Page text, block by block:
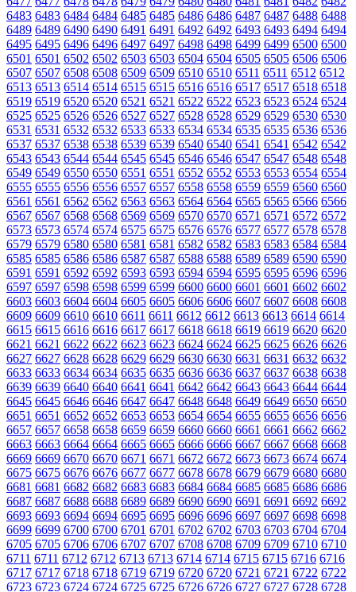
6483 6483 6484 6484 6485 6485 6486 6486 6487 6487 6488 6488
6489 6489 6490 6490 6491 6491 6492 6492 6493 6493 6494 6494
6495 6495 6496 6496 6497 6497 6498 6498 6499 6499 6500 6500
6501 6501 6502 6502 6503 6503 6504 6504 6505 6505 6506 6506
6507 6507 6508 6508 6509 6509 6510 6510 6511 6511 6512 6512
6513 6513 6514 6514 6515 6515 6516 6516 6517 6517 6518 6518
6519 6519 6520 6520 6521 6521 6522 6522 6523 6523 6524 6524
6525 6525 6526 6526 6527 6527 6528 6528 6529 6529 6530 6530
6531 6531 6532 6532 6533 6533 6534 6534 6535 6535 6536 6536
6537 6537 6538 6538 6539 6539 6540 6540 6541 6541 6542 6542
6543 6543 6544 6544 6545 6545 6546 6546 6547 6547 6548 6548
6549 6549 6550 6550 6551 6551 6552 6552 6553 6553 6554 6554
6555 6555 6556 6556 6557 6557 6558 6558 6559 6559 6560 6560
6561 6561 6562 6562 6563 6563 6564 6564 6565 6565 6566 6566
6567 6567 6568 6568 6569 6569 6570 6570 6571 6571 6572 6572
6573 6573 6574 6574 6575 6575 6576 6576 6577 6577 6578 6578
6579 6579 6580 6580 6581 6581 6582 6582 6583 6583 6584 6584
6585 6585 6586 6586 6587 6587 6588 6588 6589 6589 6590 6590
6591 6591 6592 6592 6593 6593 6594 6594 6595 6595 6596 6596
6597 6597 6598 6598 6599 6599 6600 6600 6601 6601 6602 6602
6603 6603 6604 6604 6605 6605 6606 6606 6607 6607 6608 6608
6609 6609 6610 6610 6611 6611 6612 6612 6613 6613 6614 6614
6615 6615 6616 6616 6617 6617 6618 6618 6619 6619 6620 6620
6621 6621 6622 6622 6623 6623 6624 6624 6625 6625 6626 6626
6627 6627 6628 6628 6629 6629 6630 6630 6631 6631 6632 6632
6633 6633 6634 6634 6635 6635 6636 6636 6637 6637 6638 6638
6639 6639 6640 6640 6641 6641 6642 6642 6643 6643 6644 6644
6645 6645 6646 6646 6647 6647 6648 6648 6649 6649 6650 6650
6651 6651 6652 6652 6653 6653 6654 6654 6655 6655 6656 6656
6657 6657 6658 6658 6659 6659 6660 6660 6661 6661 6662 6662
6663 6663 6664 6664 6665 6665 6666 6666 6667 6667 6668 6668
6669 6669 6670 6670 6671 6671 6672 6672 6673 6673 6674 6674
6675 6675 6676 6676 6677 6677 6678 6678 6679 6679 6680 6680
6681 6681 6682 6682 6683 6683 6684 6684 6685 6685 6686 6686
6687 6687 6688 6688 6689 6689 6690 6690 6691 6691 6692 6692
6693 6693 6694 6694 6695 6695 6696 6696 6697 6697 6698 6698
6699 6699 6700 6700 6701 6701 6702 6702 6703 6703 6704 6704
6705 6705 6706 6706 6707 6707 6708 6708 6709 6709 6710 6710
6711 6711 6712 6712 6713 6713 6714 6714 6715 6715 6716 6716
6717 6717 6718 6718 6719 6719 6720 6720 6721 6721 6722 6722
6723 6723 6724 6724 6725 6725 6726 6726 6727 6727 6728 6728